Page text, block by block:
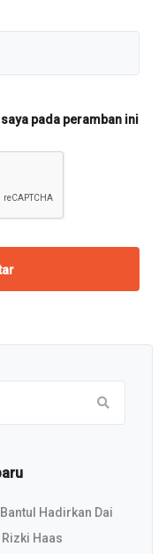
pada peramban ini
Hadirkan Dai
Haas